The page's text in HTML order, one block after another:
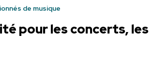
de musique
pour les concerts, les